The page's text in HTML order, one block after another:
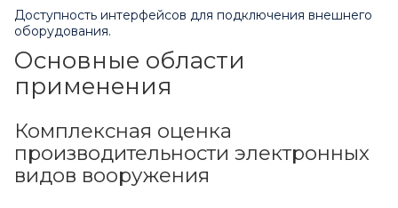
Доступность интерфейсов для подключения внешнего
оборудования.
Основные области
применения
Комплексная оценка
производительности электронных
видов вооружения